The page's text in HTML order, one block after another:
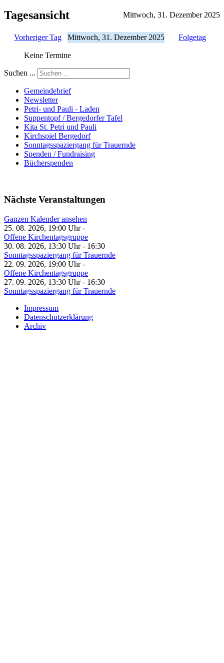
Tagesansicht Mittwoch, 31. Dezember 2025
Vorheriger Tag Mittwoch, 31. Dezember 2025 Folgetag
Keine Termine
Suchen ...
Gemeindebrief
Newsletter
Petri- und Pauli - Laden
Suppentopf / Bergedorfer Tafel
Kita St. Petri und Pauli
Kirchspiel Bergedorf
Sonntagsspaziergang für Trauernde
Spenden / Fundraising
Bücherspenden
Nächste Veranstaltungen
Ganzen Kalender ansehen
25. 08. 2026, 19:00 Uhr -
Offene Kirchentagsgruppe
30. 08. 2026, 13:30 Uhr - 16:30
Sonntagsspaziergang für Trauernde
22. 09. 2026, 19:00 Uhr -
Offene Kirchentagsgruppe
27. 09. 2026, 13:30 Uhr - 16:30
Sonntagsspaziergang für Trauernde
Impressum
Datenschutzerklärung
Archiv